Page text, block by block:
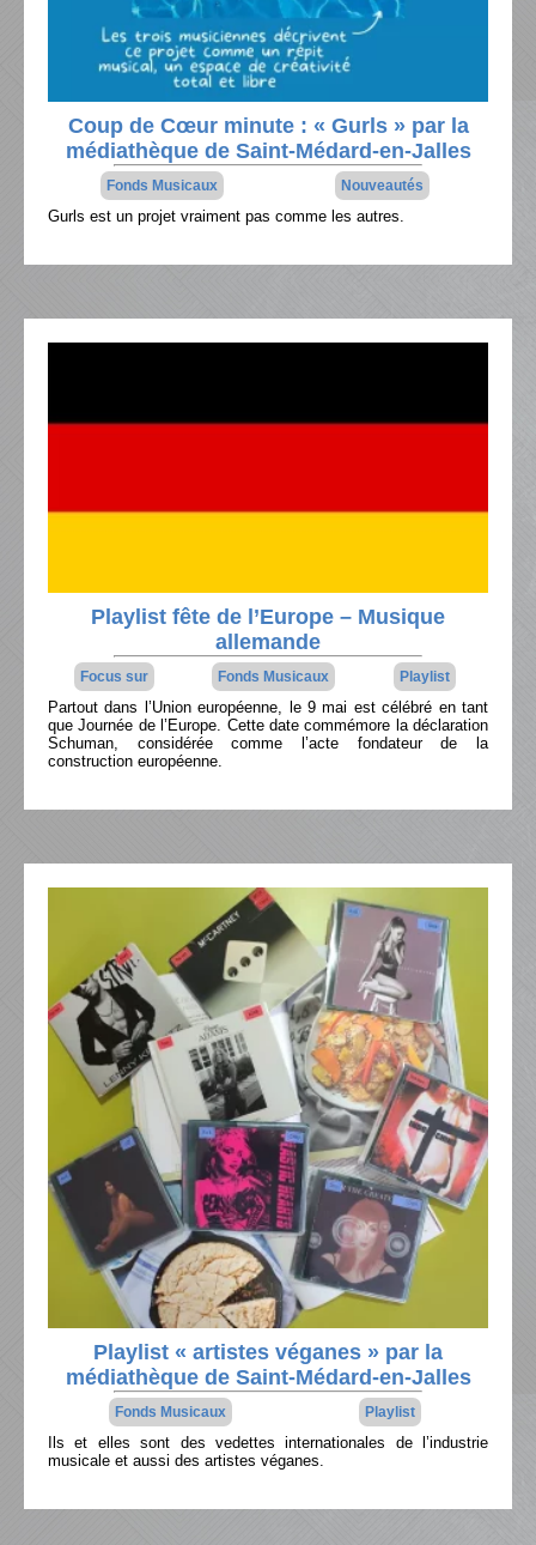
Coup de Cœur minute : « Gurls » par la
médiathèque de Saint-Médard-en-Jalles
Fonds Musicaux Nouveautés
Gurls est un projet vraiment pas comme les autres.
Playlist fête de l’Europe – Musique
allemande
Focus sur Fonds Musicaux Playlist
Partout dans l’Union européenne, le 9 mai est célébré en tant
que Journée de l’Europe. Cette date commémore la déclaration
Schuman, considérée comme l’acte fondateur de la
construction européenne.
Playlist « artistes véganes » par la
médiathèque de Saint-Médard-en-Jalles
Fonds Musicaux Playlist
Ils et elles sont des vedettes internationales de l’industrie
musicale et aussi des artistes véganes.